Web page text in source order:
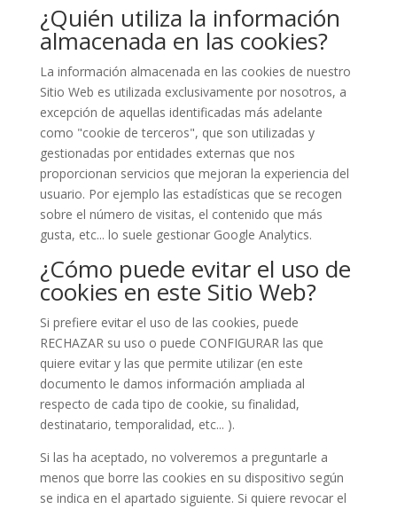
¿Quién utiliza la información
almacenada en las cookies?
La información almacenada en las cookies de nuestro
Sitio Web es utilizada exclusivamente por nosotros, a
excepción de aquellas identificadas más adelante
como "cookie de terceros", que son utilizadas y
gestionadas por entidades externas que nos
proporcionan servicios que mejoran la experiencia del
usuario. Por ejemplo las estadísticas que se recogen
sobre el número de visitas, el contenido que más
gusta, etc... lo suele gestionar Google Analytics.
¿Cómo puede evitar el uso de
cookies en este Sitio Web?
Si prefiere evitar el uso de las cookies, puede
RECHAZAR su uso o puede CONFIGURAR las que
quiere evitar y las que permite utilizar (en este
documento le damos información ampliada al
respecto de cada tipo de cookie, su finalidad,
destinatario, temporalidad, etc... ).
Si las ha aceptado, no volveremos a preguntarle a
menos que borre las cookies en su dispositivo según
se indica en el apartado siguiente. Si quiere revocar el